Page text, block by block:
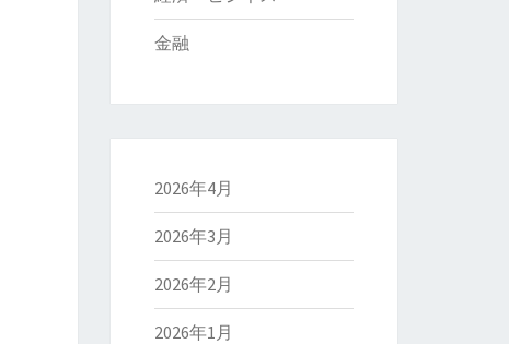
金融
2026年4月
2026年3月
2026年2月
2026年1月